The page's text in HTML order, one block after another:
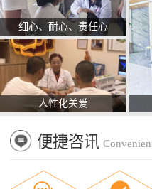
细心、耐心、责任心
人性化关爱
便捷咨讯